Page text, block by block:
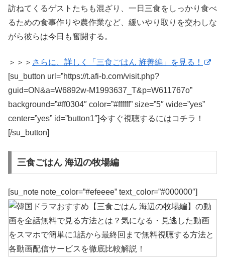
訪ねてくるゲストたちも混ざり、一日三食をしっかり食べ
るための食事作りや農作業など、緩いやり取りを交わしな
がら彼らは今日も奮闘する。
＞＞＞ さらに、詳しく「三食ごはん 旌善編」を見る！
[su_button url=”https://t.afi-b.com/visit.php?
guid=ON&a=W6892w-M1993637_T&p=W611767o”
background=”#ff0304″ color=”#ffffff” size=”5″ wide=”yes”
center=”yes” id=”button1″]今すぐ視聴するにはコチラ！
[/su_button]
三食ごはん 海辺の牧場編
[su_note note_color=”#efeeee” text_color=”#000000″]